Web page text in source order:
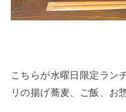
こちらが水曜日限定ラン
リの揚げ蕎麦、ご飯、お